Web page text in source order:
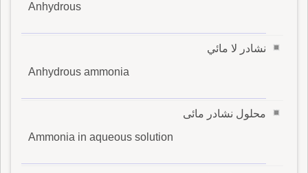
Anhydrous
نشادر لا مائي
Anhydrous ammonia
محلول نشادر مائى
Ammonia in aqueous solution